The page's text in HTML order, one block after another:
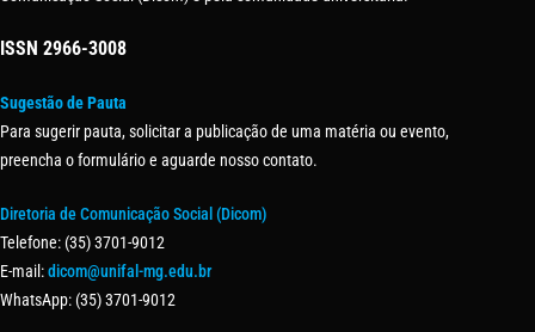
ISSN 2966-3008
Sugestão de Pauta
Para sugerir pauta, solicitar a publicação de uma matéria ou evento,
preencha o formulário e aguarde nosso contato.
Diretoria de Comunicação Social (Dicom)
Telefone: (35) 3701-9012
E-mail:dicom@unifal-mg.edu.br
WhatsApp: (35) 3701-9012